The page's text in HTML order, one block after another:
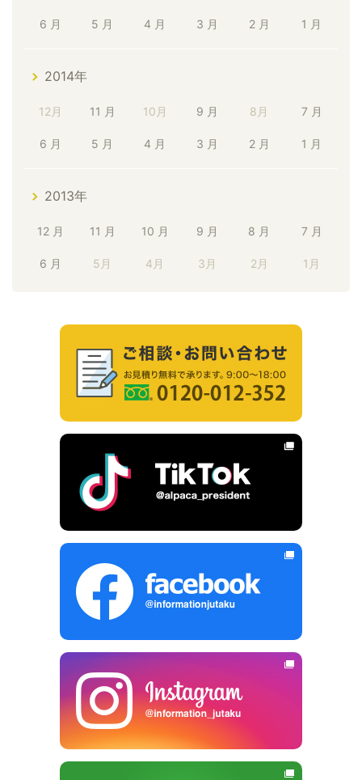
6 月 5 月 4 月 3 月 2 月 1 月
2014年
12月 11 月 10月 9 月 8月 7 月
6 月 5 月 4 月 3 月 2 月 1 月
2013年
12 月 11 月 10 月 9 月 8 月 7 月
6 月 5月 4月 3月 2月 1月